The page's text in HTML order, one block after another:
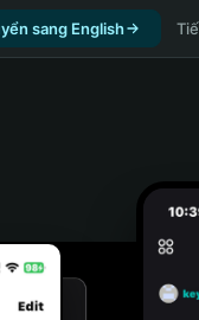
sang English